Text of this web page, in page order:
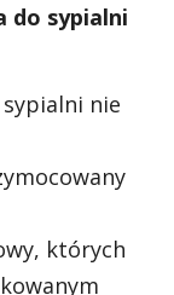
do sypialni
nie
których